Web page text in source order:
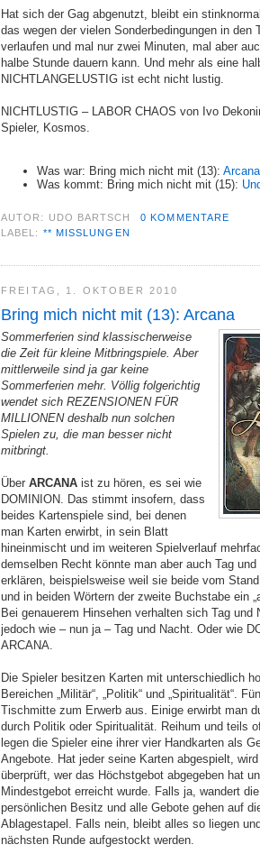
Hat sich der Gag abgenutzt, bleibt ein
das wegen der vielen Sonderbedingungen in den
verlaufen und mal nur zwei Minuten, mal aber
halbe Stunde dauern kann. Und mehr als eine
NICHTLANGELUSTIG ist echt nicht lustig.
NICHTLUSTIG – LABOR CHAOS von Ivo
Spieler, Kosmos.
Was war: Bring mich nicht mit (13): Arcana
Was kommt: Bring mich nicht mit (15):
AUTOR: UDO BARTSCH
0 KOMMENTARE
LABEL: ** MISSLUNGEN
FREITAG, 1. OKTOBER 2010
Bring mich nicht mit (13): Arcana
Sommerferien sind klassischerweise
die Zeit für kleine Mitbringspiele. Aber
mittlerweile sind ja gar keine
Sommerferien mehr. Völlig folgerichtig
wendet sich REZENSIONEN FÜR
MILLIONEN deshalb nun solchen
Spielen zu, die man besser nicht
mitbringt.
Über ARCANA ist zu hören, es sei wie
DOMINION. Das stimmt insofern, dass
beides Kartenspiele sind, bei denen
man Karten erwirbt, in sein Blatt
hineinmischt und im weiteren Spielverlauf
demselben Recht könnte man aber auch Tag
erklären, beispielsweise weil sie beide vom
und in beiden Wörtern der zweite Buchstabe ein
Bei genauerem Hinsehen verhalten sich Tag und
jedoch wie – nun ja – Tag und Nacht. Oder wie
ARCANA.
Die Spieler besitzen Karten mit unterschiedlich
Bereichen „Militär“, „Politik“ und „Spiritualität“.
Tischmitte zum Erwerb aus. Einige erwirbt man
durch Politik oder Spiritualität. Reihum und teils
legen die Spieler eine ihrer vier Handkarten als
Angebote. Hat jeder seine Karten abgespielt,
überprüft, wer das Höchstgebot abgegeben hat
Mindestgebot erreicht wurde. Falls ja, wandert
persönlichen Besitz und alle Gebote gehen auf
Ablagestapel. Falls nein, bleibt alles so liegen
nächsten Runde aufgestockt werden.